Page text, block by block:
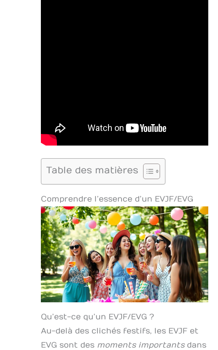
Table des matières
Comprendre l’essence d’un EVJF/EVG
Qu’est-ce qu’un EVJF/EVG ?
Au-delà des clichés festifs, les EVJF et
EVG sont des moments importantsdans